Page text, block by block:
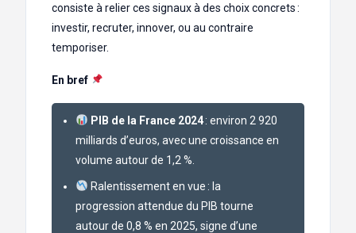
consiste à relier ces signaux à des choix concrets :
investir, recruter, innover, ou au contraire
temporiser.
En bref
PIB de la France 2024: environ 2 920
milliards d’euros, avec une croissance en
volume autour de 1,2 %.
Ralentissement en vue : la
progression attendue du PIB tourne
autour de 0,8 % en 2025, signe d’une